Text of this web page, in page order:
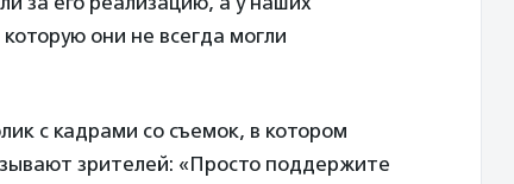
они не всегда могли
с кадрами со съемок, в котором
зрителей: «Просто поддержите